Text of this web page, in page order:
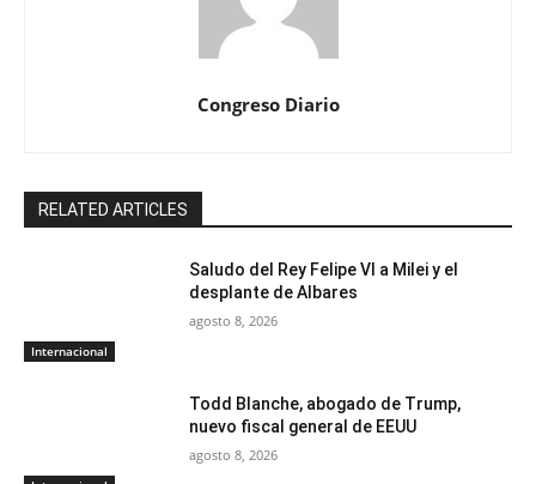
Congreso Diario
RELATED ARTICLES
Internacional
Saludo del Rey Felipe VI a Milei y el
desplante de Albares
agosto 8, 2026
Todd Blanche, abogado de Trump,
nuevo fiscal general de EEUU
agosto 8, 2026